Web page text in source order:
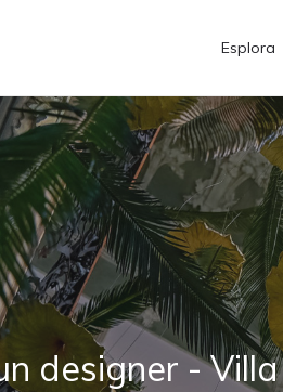
Esplora
designer - Villa